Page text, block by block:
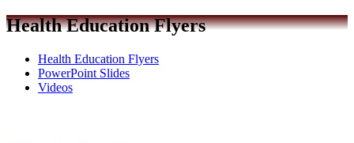
Health Education Flyers
Health Education Flyers
PowerPoint Slides
Videos